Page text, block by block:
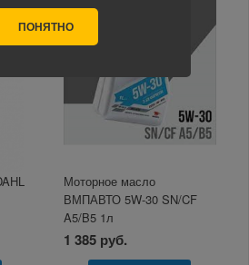
Моторное масло
ВМПАВТО 5W-30 SN/CF
A5/B5 1л
1 385 руб.
ПОНЯТНО